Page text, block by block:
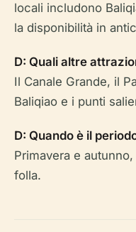
locali includono
la disponibilità in
D: Quali altre
Il Canale Grande, il
Baliqiao e i punti
D: Quando è il
Primavera e
folla.